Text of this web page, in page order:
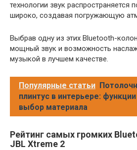
технологии звук распространяется
широко, создавая погружающую
Выбрав одну из этих Bluetooth-
мощный звук и возможность
музыкой в лучшем качестве.
Популярные статьи
плинтус в интерьере:
выбор материала
Рейтинг самых громких
JBL Xtreme 2